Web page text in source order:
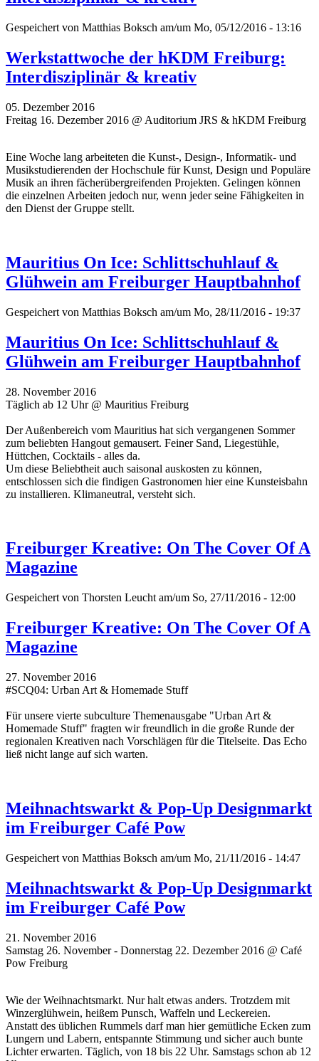
Gespeichert von Matthias Boksch am/um Mo, 05/12/2016 - 13:16
Werkstattwoche der hKDM Freiburg:
Interdisziplinär & kreativ
05. Dezember 2016
Freitag 16. Dezember 2016 @ Auditorium JRS & hKDM Freiburg
Eine Woche lang arbeiteten die Kunst-, Design-, Informatik- und
Musikstudierenden der Hochschule für Kunst, Design und Populäre
Musik an ihren fächerübergreifenden Projekten. Gelingen können
die einzelnen Arbeiten jedoch nur, wenn jeder seine Fähigkeiten in
den Dienst der Gruppe stellt.
Mauritius On Ice: Schlittschuhlauf &
Glühwein am Freiburger Hauptbahnhof
Gespeichert von Matthias Boksch am/um Mo, 28/11/2016 - 19:37
Mauritius On Ice: Schlittschuhlauf &
Glühwein am Freiburger Hauptbahnhof
28. November 2016
Täglich ab 12 Uhr @ Mauritius Freiburg
Der Außenbereich vom Mauritius hat sich vergangenen Sommer
zum beliebten Hangout gemausert. Feiner Sand, Liegestühle,
Hüttchen, Cocktails - alles da.
Um diese Beliebtheit auch saisonal auskosten zu können,
entschlossen sich die findigen Gastronomen hier eine Kunsteisbahn
zu installieren. Klimaneutral, versteht sich.
Freiburger Kreative: On The Cover Of A
Magazine
Gespeichert von Thorsten Leucht am/um So, 27/11/2016 - 12:00
Freiburger Kreative: On The Cover Of A
Magazine
27. November 2016
#SCQ04: Urban Art & Homemade Stuff
Für unsere vierte subculture Themenausgabe "Urban Art &
Homemade Stuff" fragten wir freundlich in die große Runde der
regionalen Kreativen nach Vorschlägen für die Titelseite. Das Echo
ließ nicht lange auf sich warten.
Meihnachtswarkt & Pop-Up Designmarkt
im Freiburger Café Pow
Gespeichert von Matthias Boksch am/um Mo, 21/11/2016 - 14:47
Meihnachtswarkt & Pop-Up Designmarkt
im Freiburger Café Pow
21. November 2016
Samstag 26. November - Donnerstag 22. Dezember 2016 @ Café
Pow Freiburg
Wie der Weihnachtsmarkt. Nur halt etwas anders. Trotzdem mit
Winzerglühwein, heißem Punsch, Waffeln und Leckereien.
Anstatt des üblichen Rummels darf man hier gemütliche Ecken zum
Lungern und Labern, entspannte Stimmung und sicher auch bunte
Lichter erwarten. Täglich, von 18 bis 22 Uhr. Samstags schon ab 12